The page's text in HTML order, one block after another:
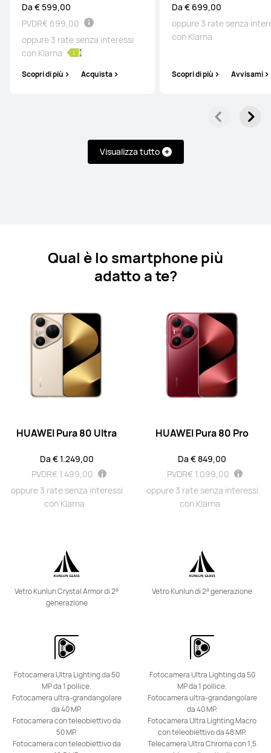
Da € 599,00
PVDR€ 699,00
oppure 3 rate senza interessi
con Klarna
Scopri di più Acquista
Da € 699,00
oppure 3 rate senza
con Klarna
Scopri di più Avvisami
Visualizza tutto
HUAWEI Pura 80 Ultra
Da € 1.249,00
PVDR € 1.499,00
Klarna
HUAWEI Pura 80 Pro
Da € 849,00 PVDR
HUAWEI Mate X7
PVDR
€ 2.099,00
oppure 3 rate senza interessi con
Klarna
HUAWEI Mate X6
Scopri di più
HUAWEI Mate Xs 2
Qual è lo smartphone più
adatto a te?
HUAWEI Pura 80 Ultra
Da € 1.249,00
PVDR€ 1.499,00
oppure 3 rate senza interessi
con Klarna
Vetro Kunlun Crystal Armor di 2a
generazione
Fotocamera Ultra Lighting da 50
MP da 1 pollice.
Fotocamera ultra-grandangolare
da 40 MP.
Fotocamera con teleobiettivo da
50 MP.
Fotocamera con teleobiettivo da
HUAWEI Pura 80 Pro
Da € 849,00
PVDR€ 1.099,00
oppure 3 rate senza interessi
con Klarna
Vetro Kunlun di 2agenerazione
Fotocamera Ultra Lighting da 50
MP da 1 pollice.
Fotocamera ultra-grandangolare
da 40 MP.
Fotocamera Ultra Lighting Macro
con teleobiettivo da 48 MP.
Telecamera Ultra Chroma con 1,5